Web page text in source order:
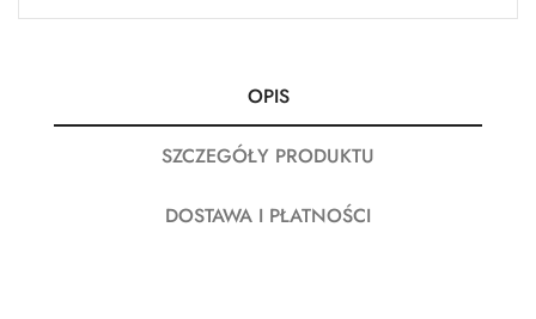
OPIS
SZCZEGÓŁY PRODUKTU
DOSTAWA I PŁATNOŚCI